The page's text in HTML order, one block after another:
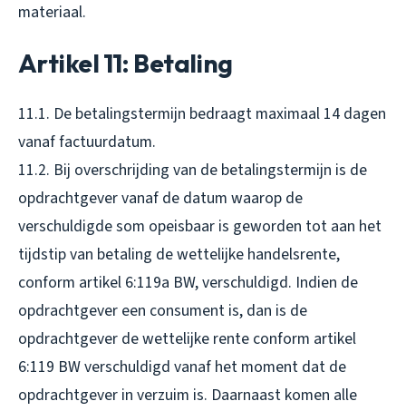
materiaal.
Artikel 11: Betaling
11.1. De betalingstermijn bedraagt maximaal 14 dagen
vanaf factuurdatum.
11.2. Bij overschrijding van de betalingstermijn is de
opdrachtgever vanaf de datum waarop de
verschuldigde som opeisbaar is geworden tot aan het
tijdstip van betaling de wettelijke handelsrente,
conform artikel 6:119a BW, verschuldigd. Indien de
opdrachtgever een consument is, dan is de
opdrachtgever de wettelijke rente conform artikel
6:119 BW verschuldigd vanaf het moment dat de
opdrachtgever in verzuim is. Daarnaast komen alle